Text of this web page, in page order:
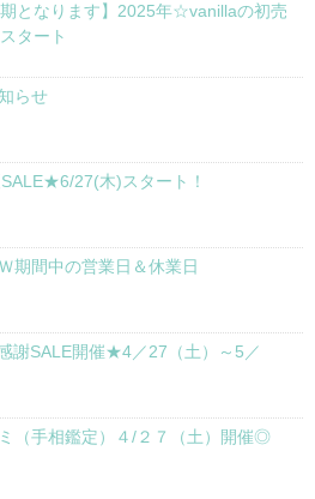
期となります】2025年☆vanillaの初売
タート
らせ
27(木)スタート！
期間中の営業日＆休業日
謝SALE開催★4／27（土）～5／
（手相鑑定）４/２７（土）開催◎